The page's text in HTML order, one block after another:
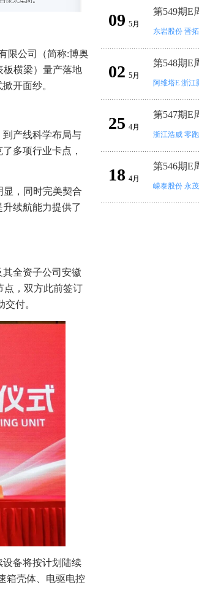
限公司（简称:博奥
横梁）量产落地
开面纱。
产线科学布局与
多项行业卡点，
，同时完美契合
续航能力提供了
全资子公司安徽
点，双方此前签订
付。
设备将按计划陆续
箱壳体、电驱电控
09 5月
第549期E
东岩股份 晋
02 5月
第548期E
阿维塔E 浙江
25 4月
第547期E
浙江浩威 零跑
18 4月
第546期E
嵘泰股份 永